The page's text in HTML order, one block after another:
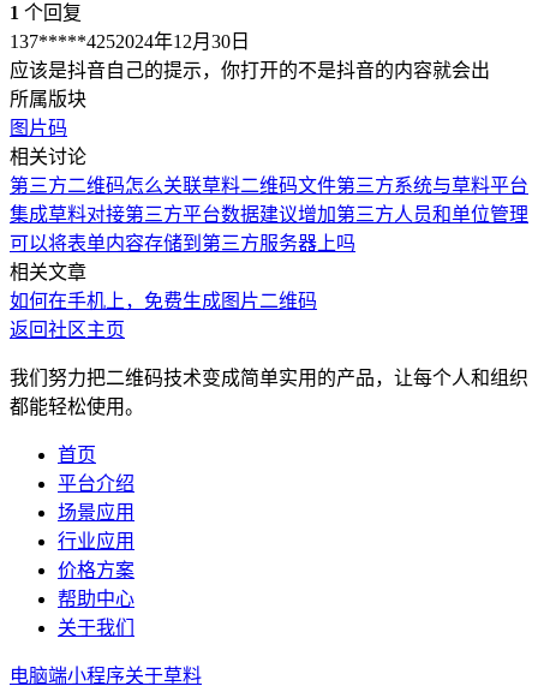
1 个回复
137*****4252024年12月30日
应该是抖音自己的提示，你打开的不是抖音的内容就会出
所属版块
图片码
相关讨论
第三方二维码怎么关联草料二维码文件第三方系统与草料平台
集成草料对接第三方平台数据建议增加第三方人员和单位管理
可以将表单内容存储到第三方服务器上吗
相关文章
如何在手机上，免费生成图片二维码
返回社区主页
我们努力把二维码技术变成简单实用的产品，让每个人和组织
都能轻松使用。
首页
平台介绍
场景应用
行业应用
价格方案
帮助中心
关于我们
电脑端小程序关于草料